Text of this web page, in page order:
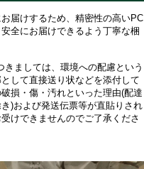
届けするため、精密性の高いPC
全にお届けできるよう丁寧な梱
ましては、環境への配慮という
して直接送り状などを添付して
損・傷・汚れといった理由(配達
)および発送伝票等が直貼りされ
けできませんのでご了承くださ